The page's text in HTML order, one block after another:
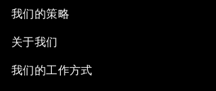
我们的策略
关于我们
我们的工作方式